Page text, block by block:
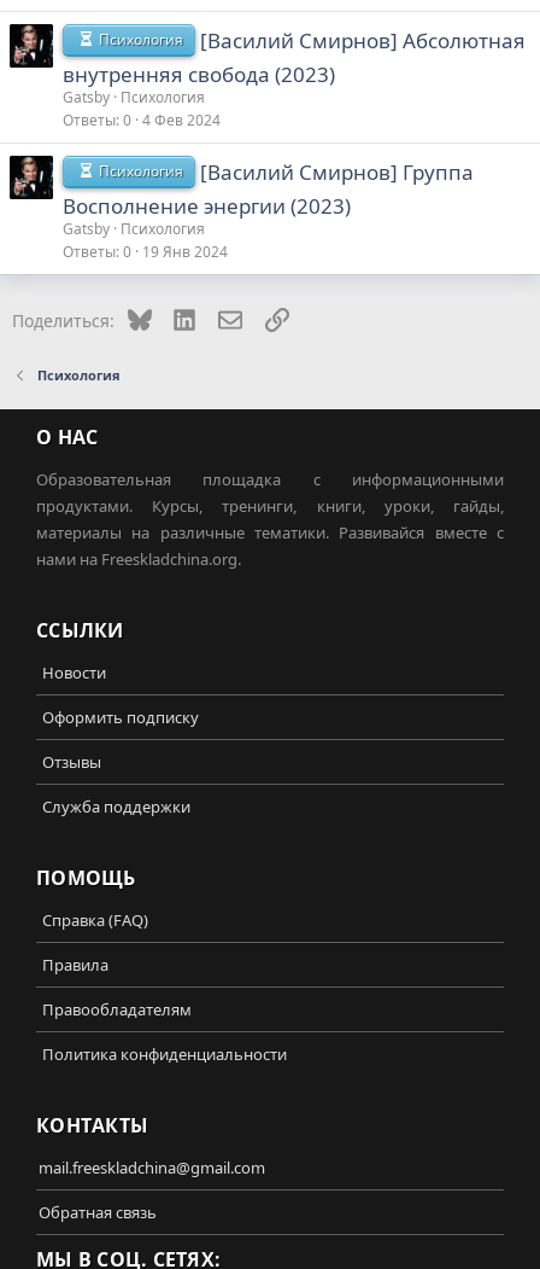
Психология
[Василий Смирнов] Абсолютная
внутренняя свобода (2023)
Gatsby Психология
Ответы 0 4 Фев 2024
Психология
[Василий Смирнов] Группа
Восполнение энергии (2023)
Gatsby Психология
Ответы 0 19 Янв 2024
Поделиться: Bluesky LinkedInЭлектронная почта
Ссылка
Психология
О НАС
Образовательная площадка с информационными
продуктами. Курсы, тренинги, книги, уроки, гайды,
материалы на различные тематики. Развивайся вместе с
нами на Freeskladchina.org.
ССЫЛКИ
Новости
Оформить подписку
Отзывы
Служба поддержки
ПОМОЩЬ
Справка (FAQ)
Правила
Правообладателям
Политика конфиденциальности
КОНТАКТЫ
mail.freeskladchina@gmail.com
Обратная связь
МЫ В СОЦ. СЕТЯХ: